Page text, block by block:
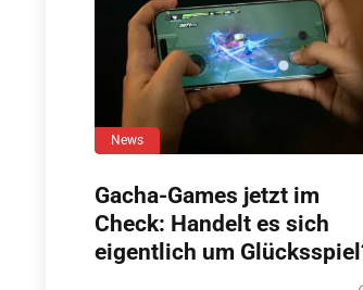
News
Gacha-Games jetzt im
Check: Handelt es sich
eigentlich um